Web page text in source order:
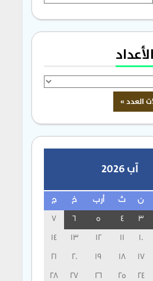
آب 2026
ن ث أرب خ ج
3
4
5
6
7
10
11
12
13
14
17
18
19
20
21
24
25
26
27
28